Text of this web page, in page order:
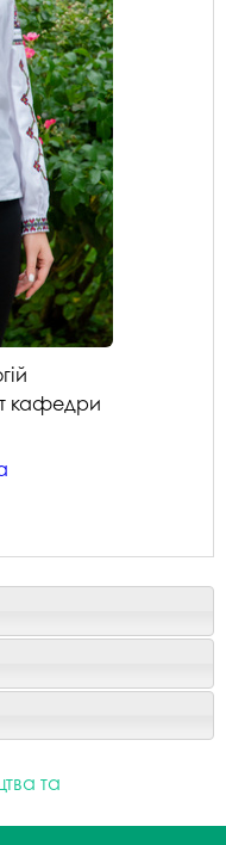
кафедри
та